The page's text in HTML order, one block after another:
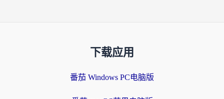
下载应用
番茄 Windows PC电脑版